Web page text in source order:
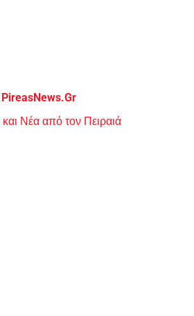
PireasNews.Gr
και Νέα από τον Πειραιά